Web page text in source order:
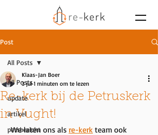
Post
All Posts
update
artikel
persbericht
All Posts
Re-kerk bij de Petruskerk
in Vught!
Klaas-Jan Boer
3 jul 1 minuten om te lezen
We laten ons als re-kerk team ook